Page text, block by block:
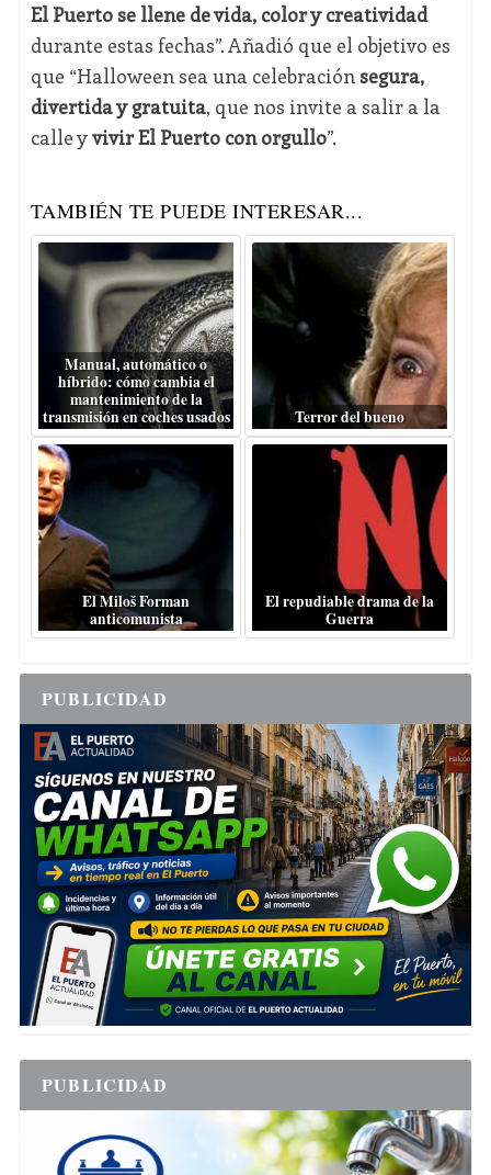
El Puerto se llene de vida, color y creatividad
durante estas fechas”. Añadió que el objetivo es
que “Halloween sea una celebraciónsegura,
divertida y gratuita, que nos invite a salir a la
calle yvivir El Puerto con orgullo”.
TAMBIÉN TE PUEDE INTERESAR...
Manual, automático o
híbrido: cómo cambia el
mantenimiento de la
transmisión en coches usados
Terror del bueno
El Miloš Forman
anticomunista
El repudiable drama de la
Guerra
PUBLICIDAD
PUBLICIDAD